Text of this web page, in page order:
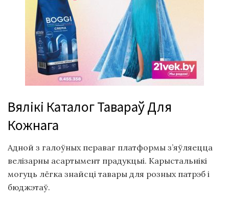
Вялікі Каталог Тавараў Для
Кожнага
Адной з галоўных пераваг платформы з’яўляецца
велізарны асартымент прадукцыі. Карыстальнікі
могуць лёгка знайсці тавары для розных патрэб і
бюджэтаў.